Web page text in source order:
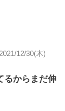
2021/12/30(木)
るからまだ伸